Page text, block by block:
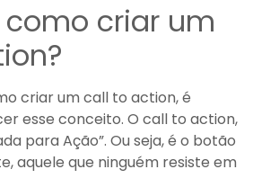
como criar um
criar um call to action, é
esse conceito. O call to action,
para Ação”. Ou seja, é o botão
aquele que ninguém resiste em